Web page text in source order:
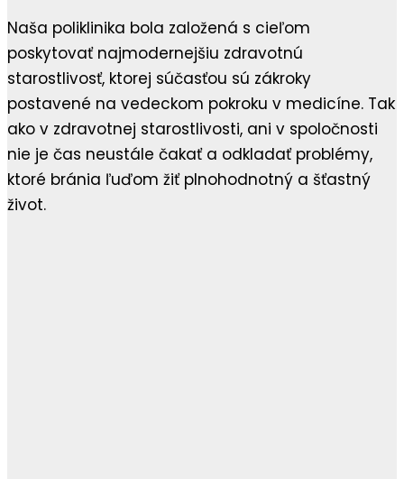
Naša poliklinika bola založená s cieľom
poskytovať najmodernejšiu zdravotnú
starostlivosť, ktorej súčasťou sú zákroky
postavené na vedeckom pokroku v medicíne. Tak
ako v zdravotnej starostlivosti, ani v spoločnosti
nie je čas neustále čakať a odkladať problémy,
ktoré bránia ľuďom žiť plnohodnotný a šťastný
život.